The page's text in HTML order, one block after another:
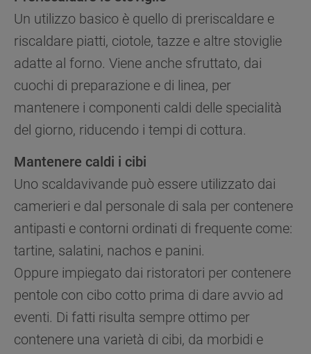
Un utilizzo basico è quello di preriscaldare e
riscaldare piatti, ciotole, tazze e altre stoviglie
adatte al forno. Viene anche sfruttato, dai
cuochi di preparazione e di linea, per
mantenere i componenti caldi delle specialità
del giorno, riducendo i tempi di cottura.
Mantenere caldi i cibi
Uno scaldavivande può essere utilizzato dai
camerieri e dal personale di sala per contenere
antipasti e contorni ordinati di frequente come:
tartine, salatini, nachos e panini.
Oppure impiegato dai ristoratori per contenere
pentole con cibo cotto prima di dare avvio ad
eventi. Di fatti risulta sempre ottimo per
contenere una varietà di cibi, da morbidi e